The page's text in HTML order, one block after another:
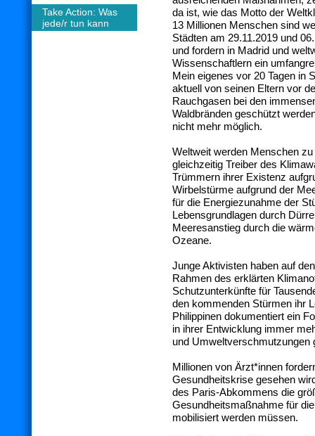
Take Action: Was
jede/r tun kann
da ist, wie das Motto der
13 Millionen Menschen sind
Städten am 29.11.2019 und
und fordern in Madrid und
Wissenschaftlern ein
Mein eigenes vor 20 Tagen in
aktuell von seinen Eltern vor
Rauchgasen bei den
Waldbränden geschützt
nicht mehr möglich.
Weltweit werden Menschen
gleichzeitig Treiber des
Trümmern ihrer Existenz
Wirbelstürme aufgrund der
für die Energiezunahme der
Lebensgrundlagen durch
Meeresanstieg durch die
Ozeane.
Junge Aktivisten haben auf
Rahmen des erklärten
Schutzunterkünfte für
den kommenden Stürmen ihr
Philippinen dokumentiert ein
in ihrer Entwicklung immer
und Umweltverschmutzungen
Millionen von Ärzt*innen
Gesundheitskrise gesehen
des Paris-Abkommens die
Gesundheitsmaßnahme für
mobilisiert werden müssen.